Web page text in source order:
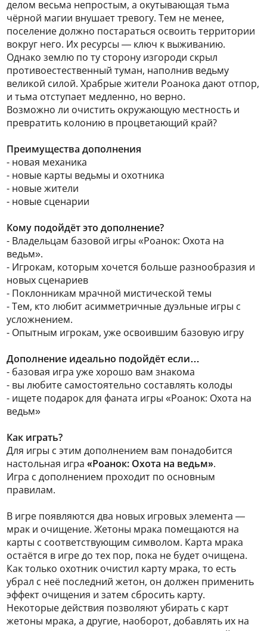
делом весьма непростым, а окутывающая тьма
чёрной магии внушает тревогу. Тем не менее,
поселение должно постараться освоить территории
вокруг него. Их ресурсы — ключ к выживанию.
Однако землю по ту сторону изгороди скрыл
противоестественный туман, наполнив ведьму
великой силой. Храбрые жители Роанока дают отпор,
и тьма отступает медленно, но верно.
Возможно ли очистить окружающую местность и
превратить колонию в процветающий край?
Преимущества дополнения
- новая механика
- новые карты ведьмы и охотника
- новые жители
- новые сценарии
Кому подойдёт это дополнение?
- Владельцам базовой игры «Роанок: Охота на
ведьм».
- Игрокам, которым хочется больше разнообразия и
новых сценариев
- Поклонникам мрачной мистической темы
- Тем, кто любит асимметричные дуэльные игры с
усложнением.
- Опытным игрокам, уже освоившим базовую игру
Дополнение идеально подойдёт если…
- базовая игра уже хорошо вам знакома
- вы любите самостоятельно составлять колоды
- ищете подарок для фаната игры «Роанок: Охота на
ведьм»
Как играть?
Для игры с этим дополнением вам понадобится
настольная игра «Роанок: Охота на ведьм».
Игра с дополнением проходит по основным
правилам.
В игре появляются два новых игровых элемента —
мрак и очищение. Жетоны мрака помещаются на
карты с соответствующим символом. Карта мрака
остаётся в игре до тех пор, пока не будет очищена.
Как только охотник очистил карту мрака, то есть
убрал с неё последний жетон, он должен применить
эффект очищения и затем сбросить карту.
Некоторые действия позволяют убирать с карт
жетоны мрака, а другие, наоборот, добавлять их на